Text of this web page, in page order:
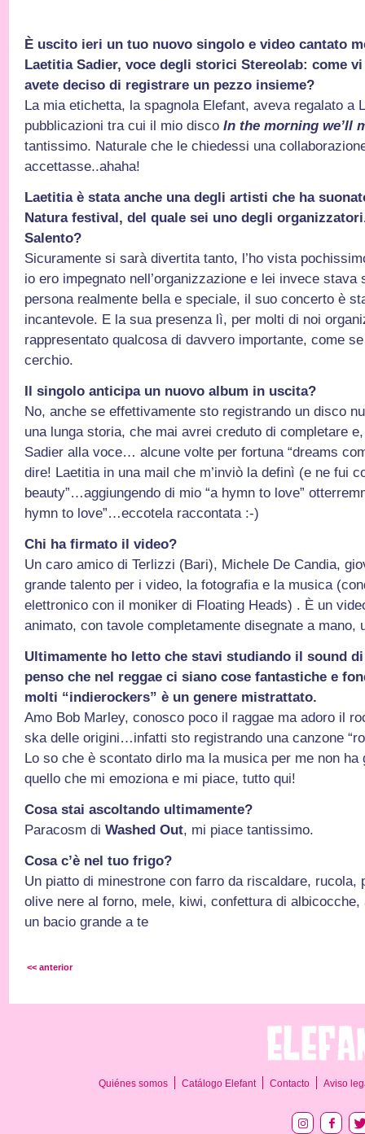
È uscito ieri un tuo nuovo singolo e video cantato
Laetitia Sadier, voce degli storici Stereolab: come
avete deciso di registrare un pezzo insieme?
La mia etichetta, la spagnola Elefant, aveva regalato a
pubblicazioni tra cui il mio disco In the morning we’ll
tantissimo. Naturale che le chiedessi una
accettasse..ahaha!
Laetitia è stata anche una degli artisti che ha
Natura festival, del quale sei uno degli
Salento?
Sicuramente si sarà divertita tanto, l’ho vista
io ero impegnato nell’organizzazione e lei invece stava
persona realmente bella e speciale, il suo concerto è
incantevole. E la sua presenza lì, per molti di noi
rappresentato qualcosa di davvero importante, come
cerchio.
Il singolo anticipa un nuovo album in uscita?
No, anche se effettivamente sto registrando un disco
una lunga storia, che mai avrei creduto di completare
Sadier alla voce… alcune volte per fortuna “dreams
dire! Laetitia in una mail che m’inviò la definì (e ne fui
beauty”…aggiungendo di mio “a hymn to love”
hymn to love”…eccotela raccontata :-)
Chi ha firmato il video?
Un caro amico di Terlizzi (Bari), Michele De Candia,
grande talento per i video, la fotografia e la musica
elettronico con il moniker di Floating Heads) . È un
animato, con tavole completamente disegnate a mano,
Ultimamente ho letto che stavi studiando il sound
penso che nel reggae ci siano cose fantastiche e
molti “indierockers” è un genere mistrattato.
Amo Bob Marley, conosco poco il raggae ma adoro il
ska delle origini…infatti sto registrando una canzone
Lo so che è scontato dirlo ma la musica per me non
quello che mi emoziona e mi piace, tutto qui!
Cosa stai ascoltando ultimamente?
Paracosm di Washed Out, mi piace tantissimo.
Cosa c’è nel tuo frigo?
Un piatto di minestrone con farro da riscaldare, rucola,
olive nere al forno, mele, kiwi, confettura di albicocche,
un bacio grande a te
<< anterior
Quiénes somos Catálogo Elefant Contacto Aviso